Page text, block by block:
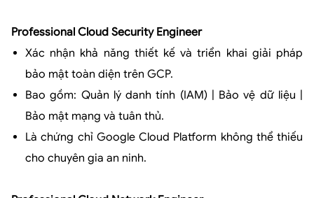
Professional Cloud Security Engineer
Xác nhận khả năng thiết kế và triển khai giải pháp
bảo mật toàn diện trên GCP.
Bao gồm: Quản lý danh tính (IAM) | Bảo vệ dữ liệu |
Bảo mật mạng và tuân thủ.
Là chứng chỉ Google Cloud Platform không thể thiếu
cho chuyên gia an ninh.